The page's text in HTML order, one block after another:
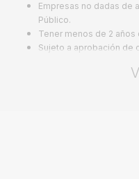
Empresas no dadas de
Público.
Tener menos de 2 años
Sujeto a aprobación de